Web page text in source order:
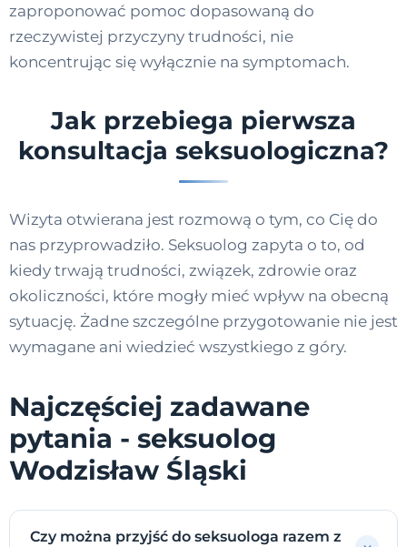
zaproponować pomoc dopasowaną do
rzeczywistej przyczyny trudności, nie
koncentrując się wyłącznie na symptomach.
Jak przebiega pierwsza
konsultacja seksuologiczna?
Wizyta otwierana jest rozmową o tym, co Cię do
nas przyprowadziło. Seksuolog zapyta o to, od
kiedy trwają trudności, związek, zdrowie oraz
okoliczności, które mogły mieć wpływ na obecną
sytuację. Żadne szczególne przygotowanie nie jest
wymagane ani wiedzieć wszystkiego z góry.
Najczęściej zadawane
pytania - seksuolog
Wodzisław Śląski
Czy można przyjść do seksuologa razem z